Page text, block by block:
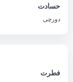
حسادت
دورچی
فطرت